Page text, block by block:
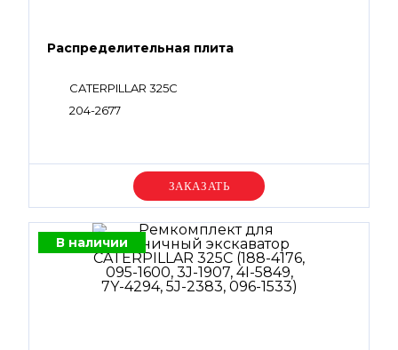
Распределительная плита
CATERPILLAR 325C
204-2677
Уточняйте цену
В наличии